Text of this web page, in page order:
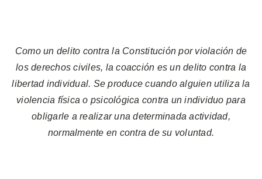
Como un delito contra la Constitución por violación de
los derechos civiles, la coacción es un delito contra la
libertad individual. Se produce cuando alguien utiliza la
violencia física o psicológica contra un individuo para
obligarle a realizar una determinada actividad,
normalmente en contra de su voluntad.